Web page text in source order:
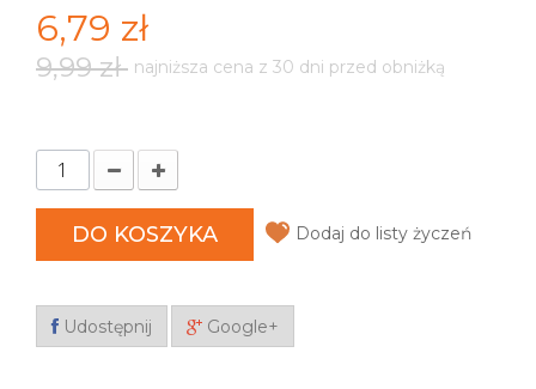
6,79 zł
9,99 zł najniższa cena z 30 dni przed obniżką
DO KOSZYKA Dodaj do listy życzeń
Udostępnij Google+